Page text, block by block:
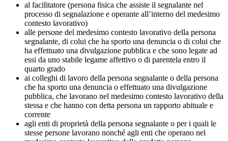
al facilitatore (persona fisica che assiste il segnalante nel
processo di segnalazione e operante all’interno del medesimo
contesto lavorativo)
alle persone del medesimo contesto lavorativo della persona
segnalante, di colui che ha sporto una denuncia o di colui che
ha effettuato una divulgazione pubblica e che sono legate ad
essi da uno stabile legame affettivo o di parentela entro il
quarto grado
ai colleghi di lavoro della persona segnalante o della persona
che ha sporto una denuncia o effettuato una divulgazione
pubblica, che lavorano nel medesimo contesto lavorativo della
stessa e che hanno con detta persona un rapporto abituale e
corrente
agli enti di proprietà della persona segnalante o per i quali le
stesse persone lavorano nonché agli enti che operano nel